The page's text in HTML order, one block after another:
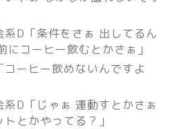
系D「条件をさぁ 出してるん
にコーヒー飲むとかさぁ」
コーヒー飲めないんですよ
D「じゃぁ 運動すとかさぁ
とかやってる？」